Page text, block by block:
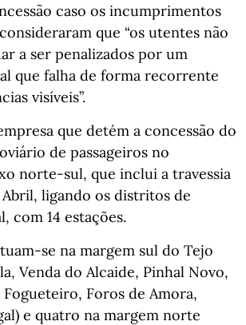
caso os incumprimentos
que “os utentes não
a ser penalizados por um
que falha de forma recorrente
visíveis”.
que detém a concessão do
de passageiros no
norte-sul, que inclui a travessia
ligando os distritos de
com 14 estações.
se na margem sul do Tejo
Venda do Alcaide, Pinhal Novo,
Fogueteiro, Foros de Amora,
e quatro na margem norte